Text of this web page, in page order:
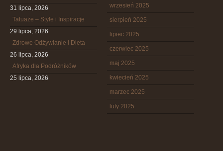
31 lipca, 2026
Tatuaże – Style i Inspiracje
29 lipca, 2026
Zdrowe Odżywianie i Dieta
26 lipca, 2026
Afryka dla Podróżników
25 lipca, 2026
wrzesień 2025
sierpień 2025
lipiec 2025
czerwiec 2025
maj 2025
kwiecień 2025
marzec 2025
luty 2025